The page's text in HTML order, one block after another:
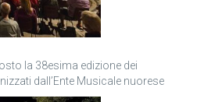
la 38esima edizione dei
dall’Ente Musicale nuorese